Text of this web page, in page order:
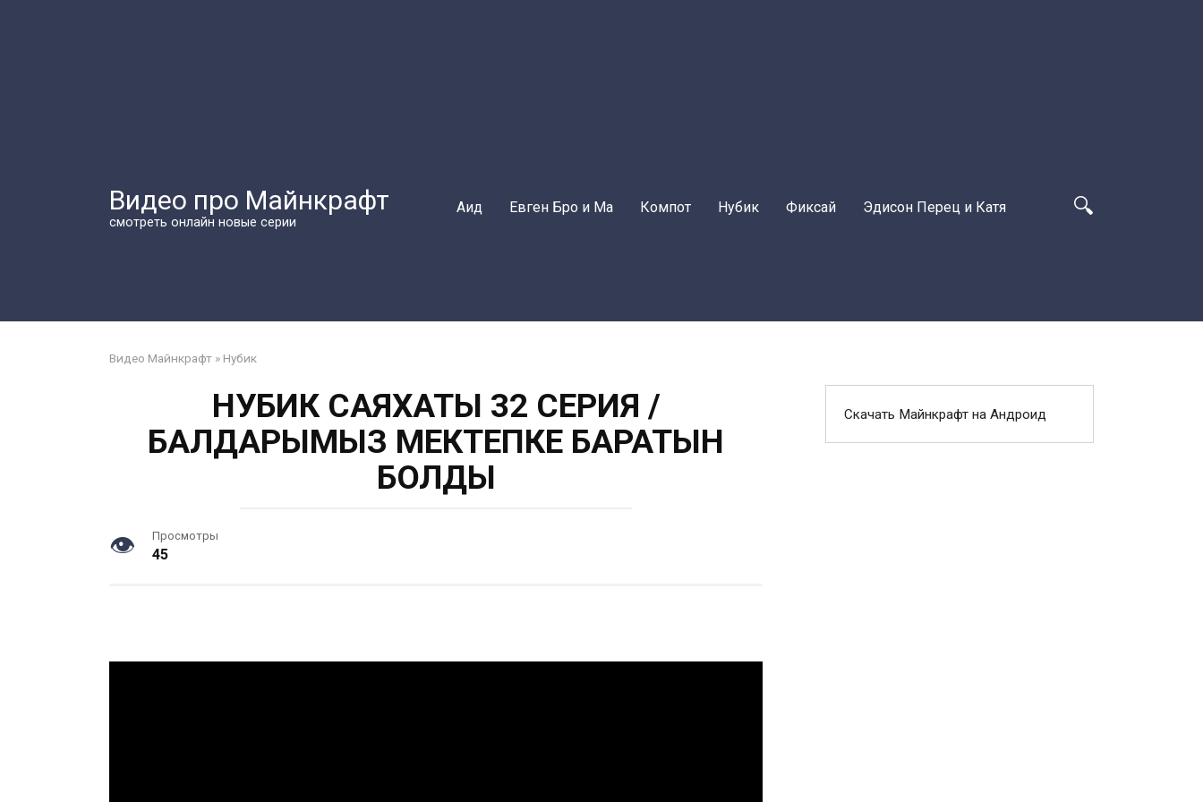
Видео про Майнкрафт
смотреть онлайн новые серии
Аид Евген Бро и Ма Компот Нубик Фиксай Эдисон Перец и Катя
Видео Майнкрафт » Нубик
НУБИК САЯХАТЫ 32 СЕРИЯ /
БАЛДАРЫМЫЗ МЕКТЕПКЕ БАРАТЫН
БОЛДЫ
Просмотры
45
Скачать Майнкрафт на Андроид